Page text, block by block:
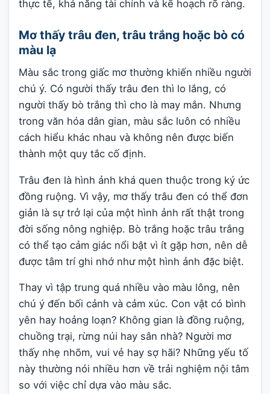
thực tế, khả năng tài chính và kế hoạch rõ ràng.
Mơ thấy trâu đen, trâu trắng hoặc bò có
màu lạ
Màu sắc trong giấc mơ thường khiến nhiều người
chú ý. Có người thấy trâu đen thì lo lắng, có
người thấy bò trắng thì cho là may mắn. Nhưng
trong văn hóa dân gian, màu sắc luôn có nhiều
cách hiểu khác nhau và không nên được biến
thành một quy tắc cố định.
Trâu đen là hình ảnh khá quen thuộc trong ký ức
đồng ruộng. Vì vậy, mơ thấy trâu đen có thể đơn
giản là sự trở lại của một hình ảnh rất thật trong
đời sống nông nghiệp. Bò trắng hoặc trâu trắng
có thể tạo cảm giác nổi bật vì ít gặp hơn, nên dễ
được tâm trí ghi nhớ như một hình ảnh đặc biệt.
Thay vì tập trung quá nhiều vào màu lông, nên
chú ý đến bối cảnh và cảm xúc. Con vật có bình
yên hay hoảng loạn? Không gian là đồng ruộng,
chuồng trại, rừng núi hay sân nhà? Người mơ
thấy nhẹ nhõm, vui vẻ hay sợ hãi? Những yếu tố
này thường nói nhiều hơn về trải nghiệm nội tâm
so với việc chỉ dựa vào màu sắc.